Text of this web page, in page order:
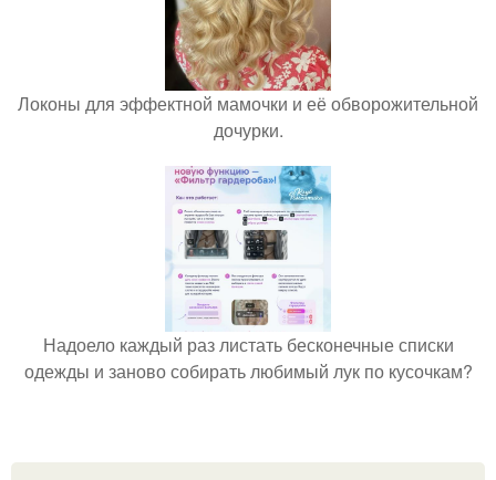
Локоны для эффектной мамочки и её обворожительной
дочурки.
Надоело каждый раз листать бесконечные списки
одежды и заново собирать любимый лук по кусочкам?